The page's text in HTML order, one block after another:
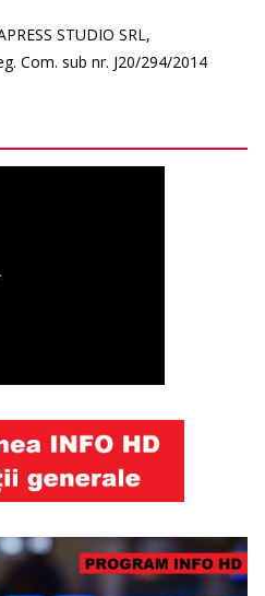
STUDIO SRL,
Com. sub nr. J20/294/2014